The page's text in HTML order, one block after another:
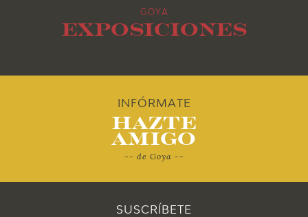
2012
GOYA
Exposiciones
INFÓRMATE
Hazte
Amigo
-- de Goya --
SUSCRÍBETE